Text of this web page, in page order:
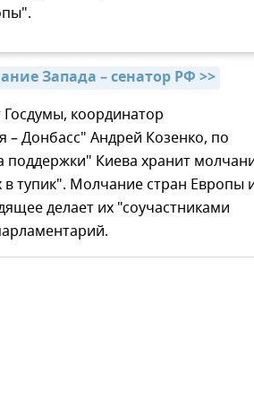
Запада – сенатор РФ >>
координатор
– Донбасс" Андрей Козенко, по
поддержки" Киева хранит
в тупик". Молчание стран Европы
делает их "соучастниками